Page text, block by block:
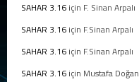
SAHAR 3.16 için F. Sinan Arpalı
SAHAR 3.16 için F.Sinan Arpalı
SAHAR 3.16 için F.Sinan Arpalı
SAHAR 3.16 için Mustafa Doğan